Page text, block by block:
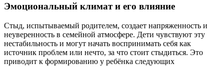
Эмоциональный климат и его влияние
Стыд, испытываемый родителем, создает напряженность и
неуверенность в семейной атмосфере. Дети чувствуют эту
нестабильность и могут начать воспринимать себя как
источник проблем или нечто, за что стоит стыдиться. Это
приводит к формированию у ребёнка следующих